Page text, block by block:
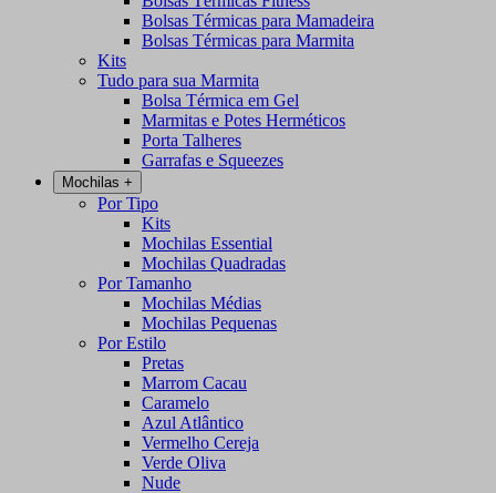
Bolsas Térmicas para Mamadeira
Bolsas Térmicas para Marmita
Kits
Tudo para sua Marmita
Bolsa Térmica em Gel
Marmitas e Potes Herméticos
Porta Talheres
Garrafas e Squeezes
Mochilas +
Por Tipo
Kits
Mochilas Essential
Mochilas Quadradas
Por Tamanho
Mochilas Médias
Mochilas Pequenas
Por Estilo
Pretas
Marrom Cacau
Caramelo
Azul Atlântico
Vermelho Cereja
Verde Oliva
Nude